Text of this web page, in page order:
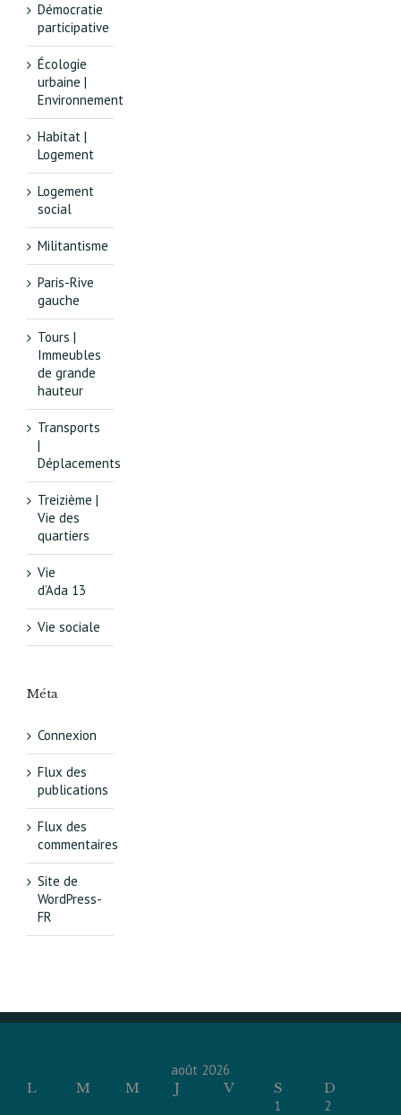
Démocratie
participative
Écologie
urbaine |
Environnement
Habitat |
Logement
Logement
social
Militantisme
Paris-Rive
gauche
Tours |
Immeubles
de grande
hauteur
Transports
|
Déplacements
Treizième |
Vie des
quartiers
Vie
d’Ada 13
Vie sociale
Méta
Connexion
Flux des
publications
Flux des
commentaires
Site de
WordPress-
FR
août 2026
L
M M J V S
D
1
2